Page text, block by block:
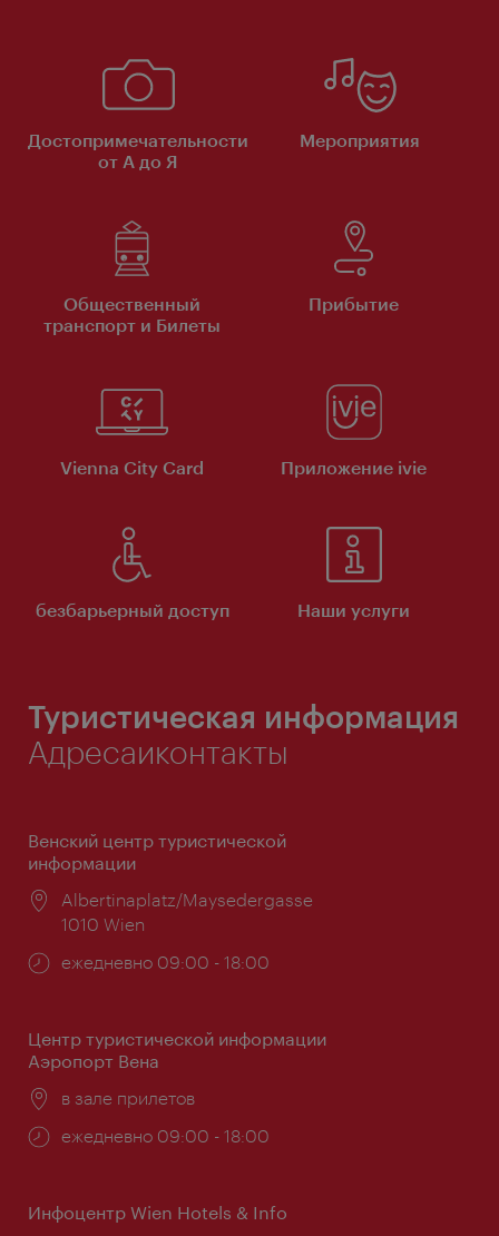
Достопримечательности
от А до Я
Мероприятия
Общественный
транспорт и Билеты
Прибытие
Vienna City Card Приложение ivie
безбарьерный доступ Наши услуги
Туристическая информация
Адресаиконтакты
Венский центр туристической
информации
Расположение:
Albertinaplatz/Maysedergasse
1010 Wien
Часы
ежедневно 09:00 - 18:00
Центр туристической информации
Аэропорт Вена
Расположение:
в зале прилетов
Часы
ежедневно 09:00 - 18:00
Инфоцентр Wien Hotels & Info